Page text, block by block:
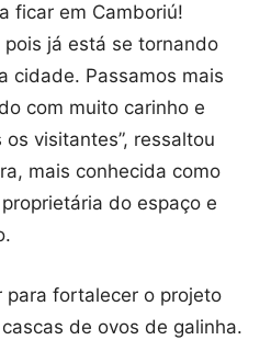
ficar em Camboriú!
já está se tornando
cidade. Passamos mais
com muito carinho e
visitantes”, ressaltou
mais conhecida como
do espaço e
para fortalecer o projeto
de ovos de galinha.